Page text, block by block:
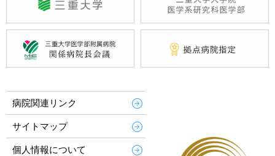
病院関連リンク
サイトマップ
個人情報について